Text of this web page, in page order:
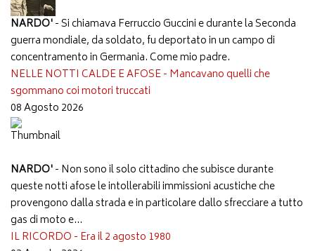
NARDO'- Si chiamava Ferruccio Guccini e durante la Seconda
guerra mondiale, da soldato, fu deportato in un campo di
concentramento in Germania. Come mio padre.
NELLE NOTTI CALDE E AFOSE - Mancavano quelli che
sgommano coi motori truccati
08 Agosto 2026
NARDO'- Non sono il solo cittadino che subisce durante
queste notti afose le intollerabili immissioni acustiche che
provengono dalla strada e in particolare dallo sfrecciare a tutto
gas di moto e...
IL RICORDO - Era il 2 agosto 1980